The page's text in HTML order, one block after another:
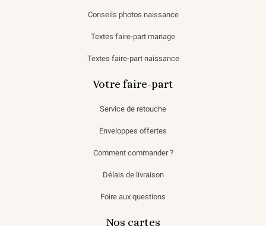
Conseils photos naissance
Textes faire-part mariage
Textes faire-part naissance
Votre faire-part
Service de retouche
Enveloppes offertes
Comment commander ?
Délais de livraison
Foire aux questions
Nos cartes